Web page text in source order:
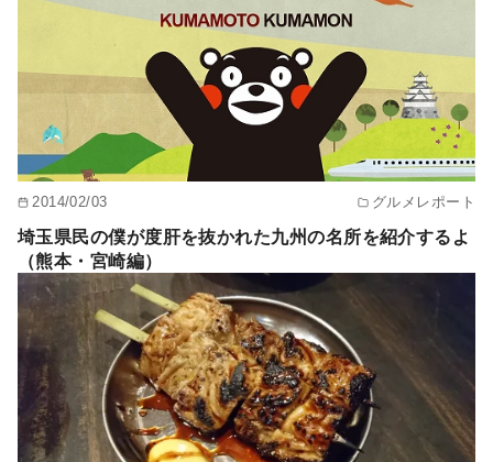
2014/02/03 グルメレポート
埼玉県民の僕が度肝を抜かれた九州の名所を紹介するよ
（熊本・宮崎編）